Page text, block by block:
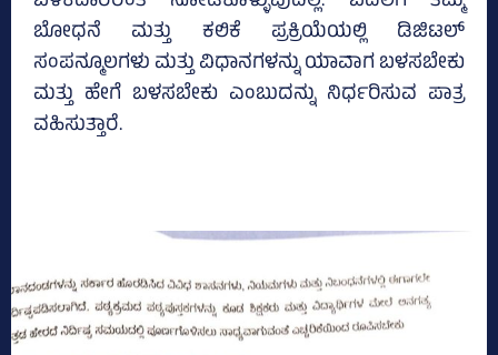
ಬೋಧನೆ ಮತ್ತು ಕಲಿಕೆ ಪ್ರಕ್ರಿಯೆಯಲ್ಲಿ ಡಿಜಿಟಲ್
ಸಂಪನ್ಮೂಲಗಳು ಮತ್ತು ವಿಧಾನಗಳನ್ನು ಯಾವಾಗ ಬಳಸಬೇಕು
ಮತ್ತು ಹೇಗೆ ಬಳಸಬೇಕು ಎಂಬುದನ್ನು ನಿರ್ಧರಿಸುವ ಪಾತ್ರ
ವಹಿಸುತ್ತಾರೆ.